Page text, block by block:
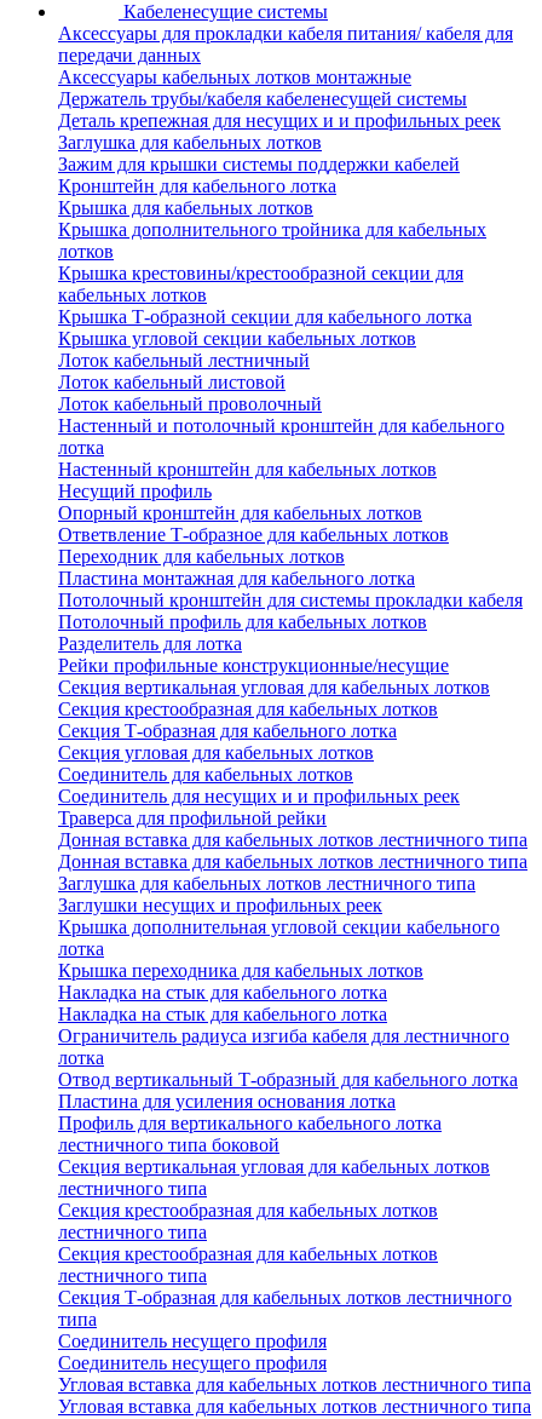
Кабеленесущие системы
Аксессуары для прокладки кабеля питания/ кабеля для
передачи данных
Аксессуары кабельных лотков монтажные
Держатель трубы/кабеля кабеленесущей системы
Деталь крепежная для несущих и и профильных реек
Заглушка для кабельных лотков
Зажим для крышки системы поддержки кабелей
Кронштейн для кабельного лотка
Крышка для кабельных лотков
Крышка дополнительного тройника для кабельных
лотков
Крышка крестовины/крестообразной секции для
кабельных лотков
Крышка Т-образной секции для кабельного лотка
Крышка угловой секции кабельных лотков
Лоток кабельный лестничный
Лоток кабельный листовой
Лоток кабельный проволочный
Настенный и потолочный кронштейн для кабельного
лотка
Настенный кронштейн для кабельных лотков
Несущий профиль
Опорный кронштейн для кабельных лотков
Ответвление Т-образное для кабельных лотков
Переходник для кабельных лотков
Пластина монтажная для кабельного лотка
Потолочный кронштейн для системы прокладки кабеля
Потолочный профиль для кабельных лотков
Разделитель для лотка
Рейки профильные конструкционные/несущие
Секция вертикальная угловая для кабельных лотков
Секция крестообразная для кабельных лотков
Секция Т-образная для кабельного лотка
Секция угловая для кабельных лотков
Соединитель для кабельных лотков
Соединитель для несущих и и профильных реек
Траверса для профильной рейки
Донная вставка для кабельных лотков лестничного типа
Донная вставка для кабельных лотков лестничного типа
Заглушка для кабельных лотков лестничного типа
Заглушки несущих и профильных реек
Крышка дополнительная угловой секции кабельного
лотка
Крышка переходника для кабельных лотков
Накладка на стык для кабельного лотка
Накладка на стык для кабельного лотка
Ограничитель радиуса изгиба кабеля для лестничного
лотка
Отвод вертикальный Т-образный для кабельного лотка
Пластина для усиления основания лотка
Профиль для вертикального кабельного лотка
лестничного типа боковой
Секция вертикальная угловая для кабельных лотков
лестничного типа
Секция крестообразная для кабельных лотков
лестничного типа
Секция крестообразная для кабельных лотков
лестничного типа
Секция Т-образная для кабельных лотков лестничного
типа
Соединитель несущего профиля
Соединитель несущего профиля
Угловая вставка для кабельных лотков лестничного типа
Угловая вставка для кабельных лотков лестничного типа